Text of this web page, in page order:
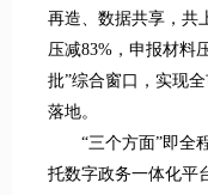
再造、数据共享，共
压减83%，申报材料
批”综合窗口，实现
落地。
“三个方面”即全
托数字政务一体化平